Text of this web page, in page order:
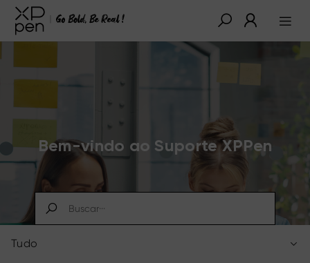
Bem-vindo ao Suporte XPPen
Tudo